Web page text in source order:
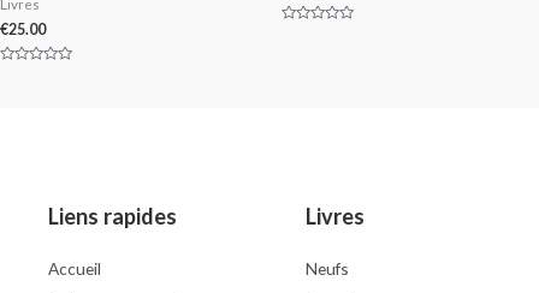
Livres
€25.00
Liens rapides
Accueil
Livres
Neufs